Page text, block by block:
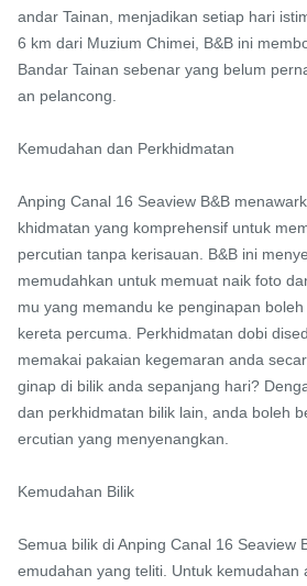
andar Tainan, menjadikan setiap hari
6 km dari Muzium Chimei, B&B ini
Bandar Tainan sebenar yang belum
an pelancong.
Kemudahan dan Perkhidmatan
Anping Canal 16 Seaview B&B
khidmatan yang komprehensif untuk
percutian tanpa kerisauan. B&B ini
memudahkan untuk memuat naik foto
mu yang memandu ke penginapan
kereta percuma. Perkhidmatan dobi
memakai pakaian kegemaran anda
ginap di bilik anda sepanjang hari?
dan perkhidmatan bilik lain, anda boleh
ercutian yang menyenangkan.
Kemudahan Bilik
Semua bilik di Anping Canal 16 Seaview
emudahan yang teliti. Untuk kemudahan